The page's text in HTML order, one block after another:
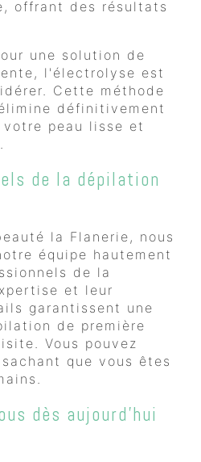
offrant des résultats
une solution de
l'électrolyse est
Cette méthode
définitivement
peau lisse et
de la dépilation
la Flanerie, nous
équipe hautement
de la
et leur
garantissent une
de première
Vous pouvez
que vous êtes
dès aujourd'hui